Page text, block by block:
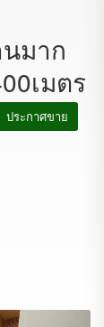
มาก
เมตร
ประกาศขาย